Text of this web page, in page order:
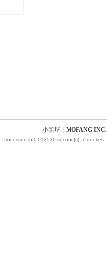
小黑屋 MOFANG INC.
, Processed in 0.013530 second(s), 7 queries .